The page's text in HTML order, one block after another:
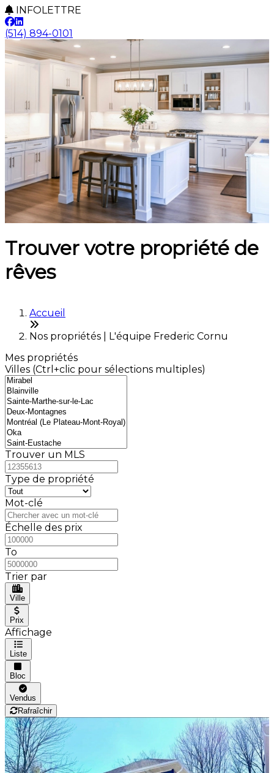
INFOLETTRE
(514) 894-0101
Trouver votre propriété de
rêves
Accueil
Nos propriétés | L'équipe Frederic Cornu
Mes propriétés
Villes (Ctrl+clic pour sélections multiples)
Trouver un MLS
Type de propriété
Mot-clé
Échelle des prix
To
Trier par
Ville
Prix
Affichage
Liste
Bloc
Vendus
Rafraîchir